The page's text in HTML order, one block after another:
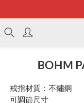
立即
BOHM
戒指材質：不鏽鋼
可調節尺寸